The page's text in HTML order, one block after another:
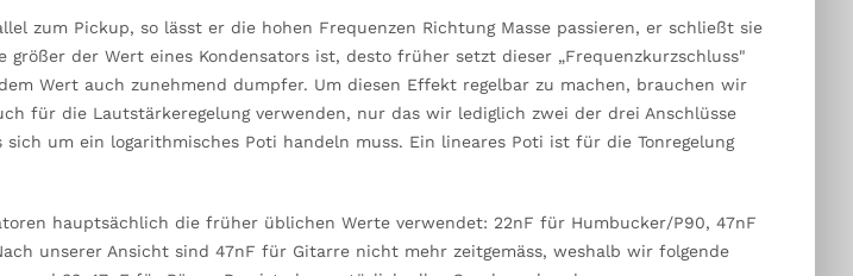
zum Pickup, so lässt er die hohen Frequenzen Richtung Masse passieren, er schließt sie
der Wert eines Kondensators ist, desto früher setzt dieser „Frequenzkurzschluss"
Wert auch zunehmend dumpfer. Um diesen Effekt regelbar zu machen, brauchen wir
für die Lautstärkeregelung verwenden, nur das wir lediglich zwei der drei Anschlüsse
um ein logarithmisches Poti handeln muss. Ein lineares Poti ist für die Tonregelung
hauptsächlich die früher üblichen Werte verwendet: 22nF für Humbucker/P90, 47nF
unserer Ansicht sind 47nF für Gitarre nicht mehr zeitgemäss, weshalb wir folgende